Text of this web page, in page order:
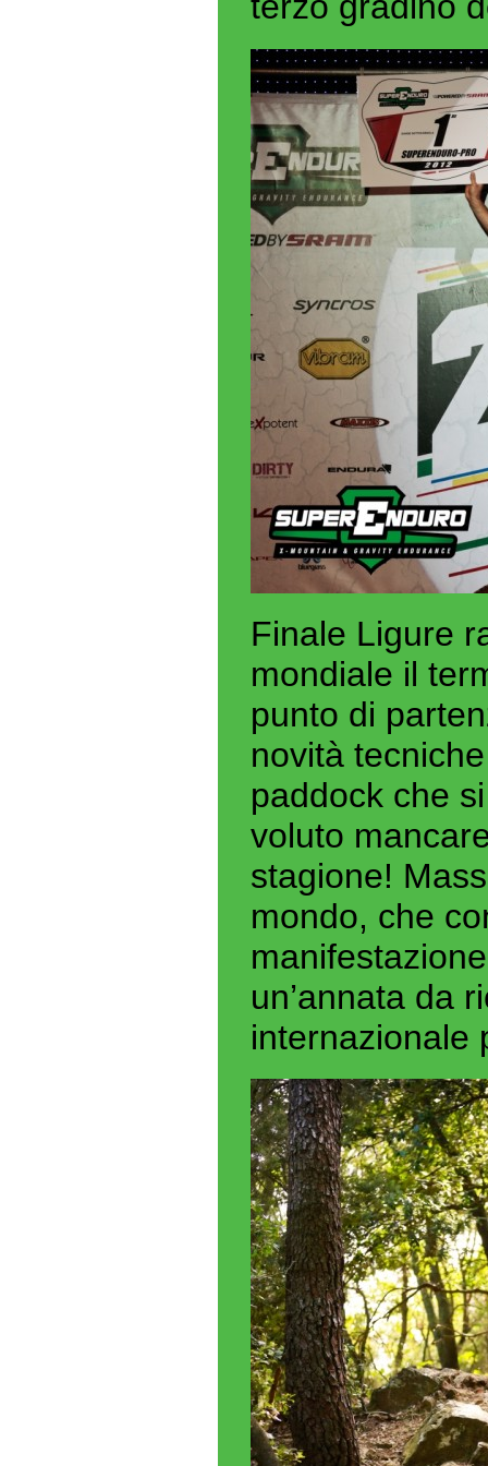
Finale Ligure
mondiale il
punto di
novità
paddock che
voluto
stagione!
mondo, che
un’annata da
internazionale